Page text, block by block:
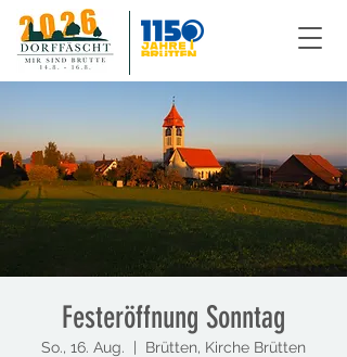
Festeröffnung Sonntag
So., 16. Aug. Brütten, Kirche Brütten